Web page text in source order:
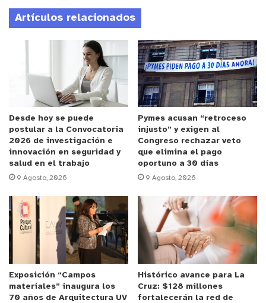
medio pertenecientes a dos establecimientos
educacionales del territorio: la Escuela La Greda y
el Liceo Politécnico de Quintero.
Anuncio Patrocinado
Felipe Rivera, jefe de relacionamiento comunitario
de Aguas Pacífico, detalló que este despliegue
conjunto consistió en vincular la educación,
academia y el desarrollo local a través de una
experiencia empírica. Mediante la observación de
fluidos y la variación de salinidad —parámetro que
define la concentración de sales minerales
disueltas en el océano y que regula gran parte de
la vida marina—, se buscó fortalecer las
competencias de escolares de séptimo básico y
tercero medio en ciencias naturales y
medioambiente, permitiéndoles interiorizarse
“sobre el comportamiento de las mareas y la
Artículos relacionados
Desde hoy se puede
postular a la Convocatoria
2026 de investigación e
innovación en seguridad y
salud en el trabajo
9 Agosto, 2026
Pymes acusan “retroceso
injusto” y exigen al
Congreso rechazar veto
que elimina el pago
oportuno a 30 días
9 Agosto, 2026
Exposición “Campos
materiales” inaugura los
70 años de Arquitectura UV
Histórico avance para La
Cruz: $128 millones
fortalecerán la red de